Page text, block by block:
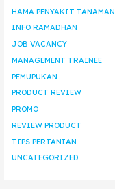
HAMA PENYAKIT TANAMAN
INFO RAMADHAN
JOB VACANCY
MANAGEMENT TRAINEE
PEMUPUKAN
PRODUCT REVIEW
PROMO
REVIEW PRODUCT
TIPS PERTANIAN
UNCATEGORIZED